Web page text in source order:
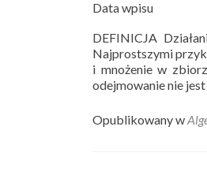
Data wpisu
DEFINICJA
Najprostszymi
i mnożenie w
odejmowanie nie
Opublikowany w